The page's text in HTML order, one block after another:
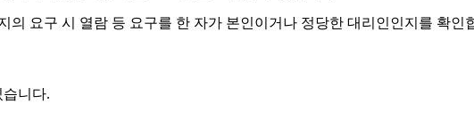
요구 시 열람 등 요구를 한 자가 본인이거나 정당한 대리인인지를 확인
니다.